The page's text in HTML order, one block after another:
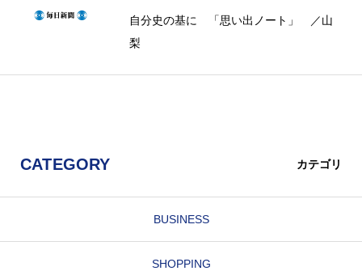
自分史の基に 「思い出ノート」 ／山
梨
CATEGORY カテゴリ
BUSINESS
SHOPPING